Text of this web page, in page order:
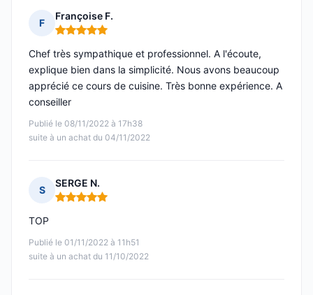
F
Françoise F.
Note : 5 sur 5
Publié le 08/11/2022 à 17h38
suite à un achat du 04/11/2022
Chef très sympathique et professionnel. A l'écoute,
explique bien dans la simplicité. Nous avons beaucoup
apprécié ce cours de cuisine. Très bonne expérience. A
conseiller
S
SERGE N.
Note : 5 sur 5
Publié le 01/11/2022 à 11h51
suite à un achat du 11/10/2022
TOP